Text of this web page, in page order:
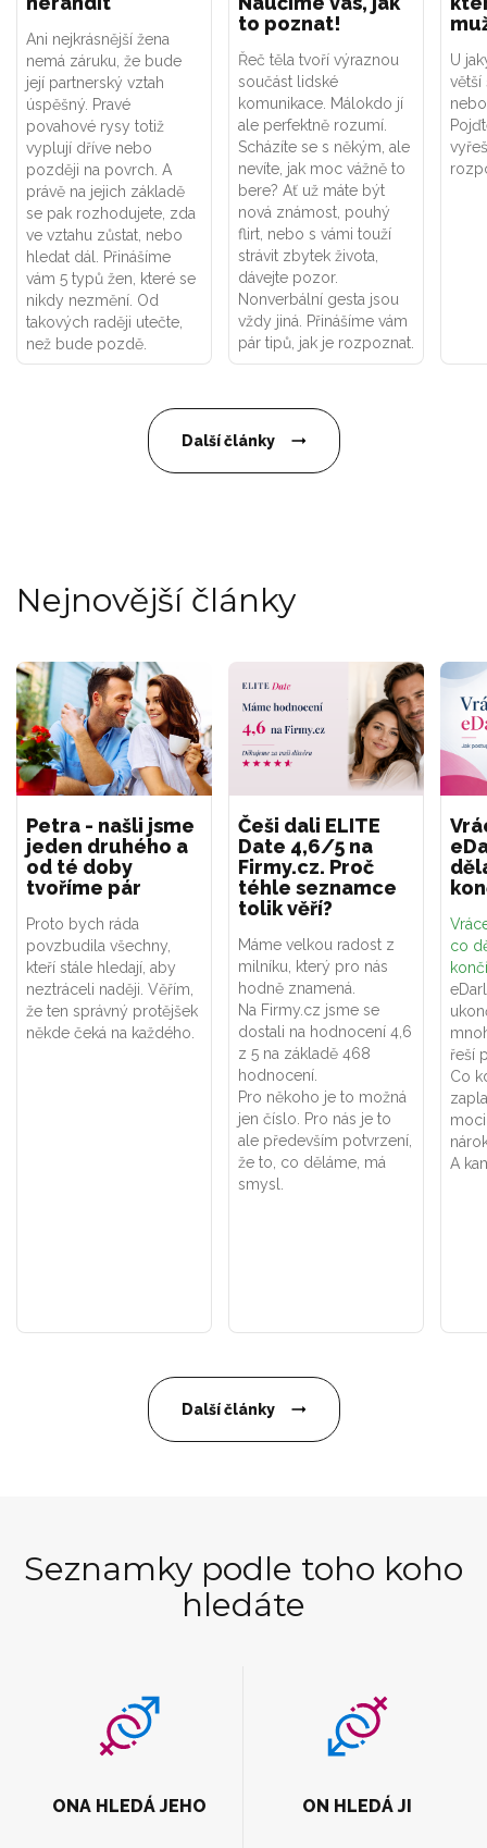
Ani nejkrásnější žena
nemá záruku, že bude
její partnerský vztah
úspěšný. Pravé
povahové rysy totiž
vyplují dříve nebo
později na povrch. A
právě na jejich základě
se pak rozhodujete, zda
ve vztahu zůstat, nebo
hledat dál. Přinášíme
vám 5 typů žen, které se
nikdy nezmění. Od
takových raději utečte,
než bude pozdě.
to poznat!
Řeč těla tvoří výraznou
součást lidské
komunikace. Málokdo jí
ale perfektně rozumí.
Scházíte se s někým, ale
nevíte, jak moc vážně to
bere? Ať už máte být
nová známost, pouhý
flirt, nebo s vámi touží
strávit zbytek života,
dávejte pozor.
Nonverbální gesta jsou
vždy jiná. Přinášíme vám
pár tipů, jak je rozpoznat.
U
větší
Další články
Nejnovější články
Petra - našli jsme
jeden druhého a
od té doby
tvoříme pár
Proto bych ráda
povzbudila všechny,
kteří stále hledají, aby
neztráceli naději. Věřím,
že ten správný protějšek
někde čeká na každého.
Češi dali ELITE
Date 4,6/5 na
Firmy.cz. Proč
téhle seznamce
tolik věří?
Máme velkou radost z
milníku, který pro nás
hodně znamená.
Na Firmy.cz jsme se
dostali na hodnocení 4,6
z 5 na základě 468
hodnocení.
Pro někoho je to možná
jen číslo. Pro nás je to
ale především potvrzení,
že to, co děláme, má
smysl.
co
řeší
Co
A
Další články
Seznamky podle toho koho
hledáte
ONA HLEDÁ JEHO ON HLEDÁ JI